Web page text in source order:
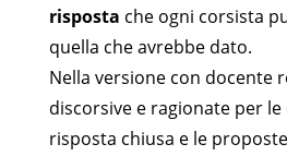
risposta che ogni corsista
quella che avrebbe dato.
Nella versione con docente
discorsive e ragionate per
risposta chiusa e le